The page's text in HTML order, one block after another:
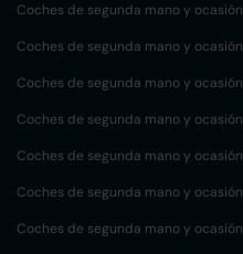
Coches de segunda mano y ocasión
Coches de segunda mano y ocasión
Coches de segunda mano y ocasión
Coches de segunda mano y ocasión
Coches de segunda mano y ocasión
Coches de segunda mano y ocasión
Coches de segunda mano y ocasión